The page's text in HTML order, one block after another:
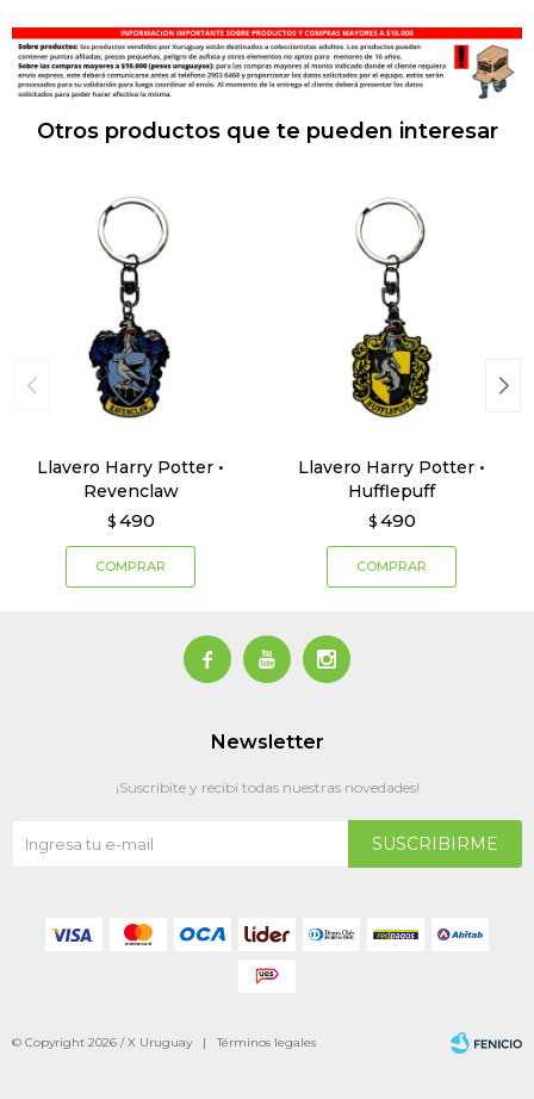
Otros productos que te pueden interesar
Llavero Harry Potter •
Revenclaw
$ 490
Llavero Harry Potter •
Hufflepuff
$ 490
  
Newsletter
¡Suscribite y recibí todas nuestras novedades!
SUSCRIBIRME
© Copyright 2026 / X Uruguay |Términos legales